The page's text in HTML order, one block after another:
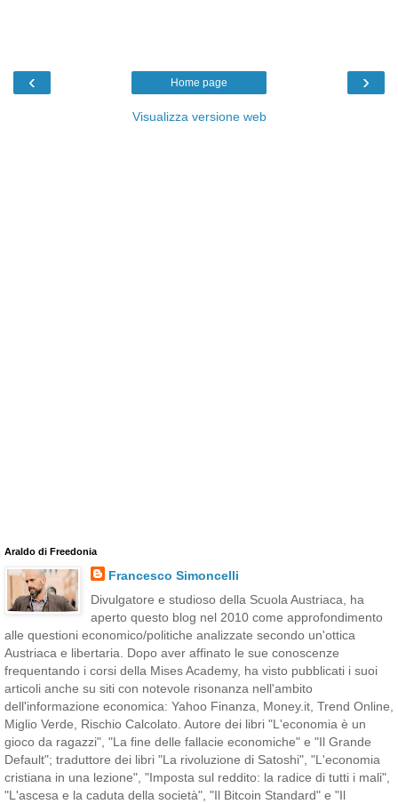
‹ ›
Home page
Visualizza versione web
Araldo di Freedonia
Francesco Simoncelli
Divulgatore e studioso della Scuola Austriaca, ha
aperto questo blog nel 2010 come approfondimento
alle questioni economico/politiche analizzate secondo un'ottica
Austriaca e libertaria. Dopo aver affinato le sue conoscenze
frequentando i corsi della Mises Academy, ha visto pubblicati i suoi
articoli anche su siti con notevole risonanza nell'ambito
dell'informazione economica: Yahoo Finanza, Money.it, Trend Online,
Miglio Verde, Rischio Calcolato. Autore dei libri "L'economia è un
gioco da ragazzi", "La fine delle fallacie economiche" e "Il Grande
Default"; traduttore dei libri "La rivoluzione di Satoshi", "L'economia
cristiana in una lezione", "Imposta sul reddito: la radice di tutti i mali",
"L'ascesa e la caduta della società", "Il Bitcoin Standard" e "Il